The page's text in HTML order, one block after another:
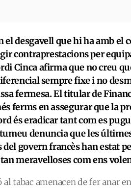
desgavell que hi ha amb el
contraprestacions per
Cinca afirma que no creu
sempre fixe i no
fermesa. El titular de
ferms en assegurar que la
és eradicar tant com es
denuncia que les
govern francès han estat
meravelloses com ens
tabac amenacen de fer anar